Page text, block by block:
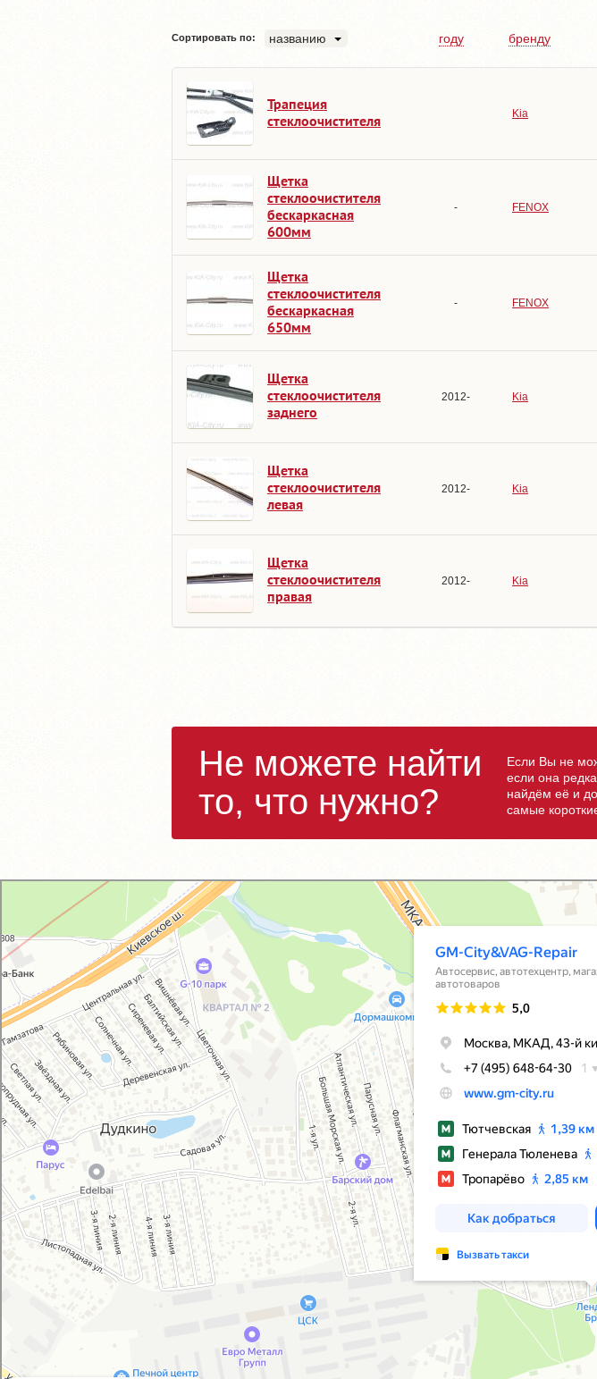
Сортировать по: названию году бренду
Трапеция
стеклоочистителя
Kia
Щетка
стеклоочистителя
бескаркасная
600мм
- FENOX
Щетка
стеклоочистителя
бескаркасная
650мм
- FENOX
Щетка
стеклоочистителя
заднего
2012- Kia
Щетка
стеклоочистителя
левая
2012- Kia
Щетка
стеклоочистителя
правая
2012- Kia
Не можете найти
то, что нужно?
Если Вы не
если она
найдём её и
самые
GM-City&VAG-Repair
Автосервис, автотехцентр в Москве
Магазин автозапчастей и автотоваров в Москве